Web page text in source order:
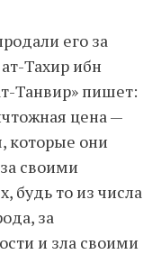
его за
Тахир ибн
Танвир» пишет:
цена —
которые они
своими
будь то из числа
за
и зла своими